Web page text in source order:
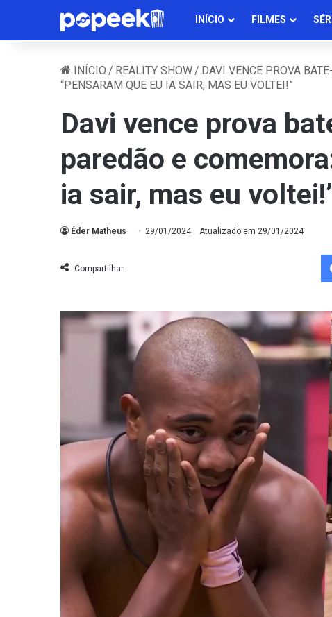
INÍCIO FILMES
INÍCIO / REALITY SHOW/ DAVI VENCE PROVA
“PENSARAM QUE EU IA SAIR, MAS EU VOLTEI!”
Davi vence prova
paredão e
ia sair, mas eu
Éder Matheus 29/01/2024 Atualizado em 29/01/2024
Compartilhar